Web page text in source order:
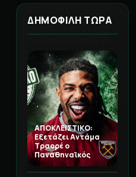
ΔΗΜΟΦΙΛΗ ΤΩΡΑ
ΑΠΟΚΛΕΙΣΤΙΚΟ:
Εξετάζει Αντάμα
Τραορέ ο
Παναθηναϊκός